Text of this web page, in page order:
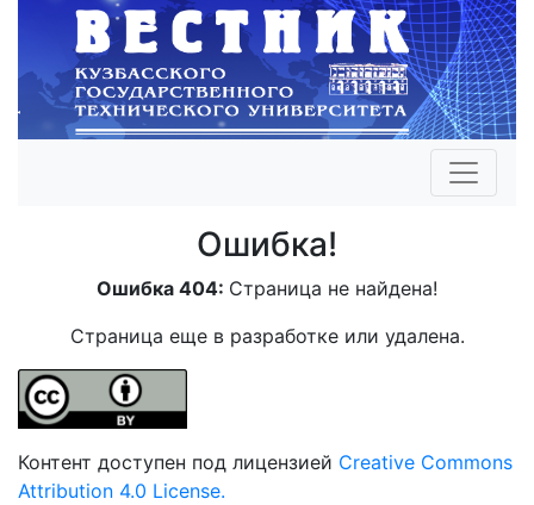
Ошибка!
Ошибка 404: Страница не найдена!
Страница еще в разработке или удалена.
Контент доступен под лицензией Creative Commons
Attribution 4.0 License.